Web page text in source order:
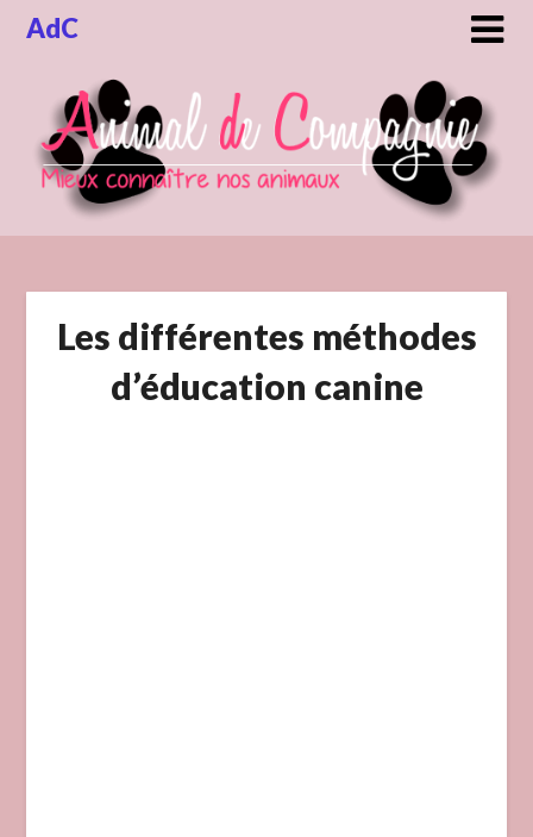
SkipAdC
Les différentes méthodes
d’éducation canine